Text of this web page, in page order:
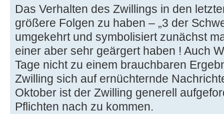
Das Verhalten des Zwillings in den
größere Folgen zu haben – „3 der
umgekehrt und symbolisiert zunächst
einer aber sehr geärgert haben ! Auch
Tage nicht zu einem brauchbaren
Zwilling sich auf ernüchternde
Oktober ist der Zwilling generell
Pflichten nach zu kommen.